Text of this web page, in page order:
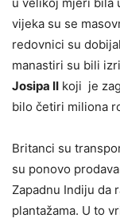
vijeka su se
redovnici su
manastiri su bili
Josipa II koji je
bilo četiri miliona
Britanci su
su ponovo
Zapadnu Indiju da
plantažama. U to